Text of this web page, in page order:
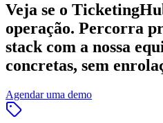
Veja se o
operação. Percorra
stack com a nossa
concretas, sem
Agendar uma demo